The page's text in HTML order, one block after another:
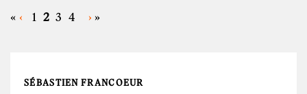
« ‹ 1 2 3 4 › »
SÉBASTIEN FRANCOEUR